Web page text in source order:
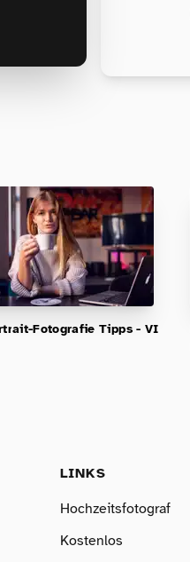
Fotografie Tipps - VI
LINKS
Hochzeitsfotograf
Kostenlos